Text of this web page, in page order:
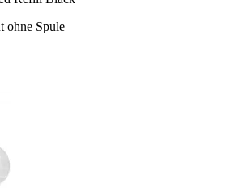
ohne Spule